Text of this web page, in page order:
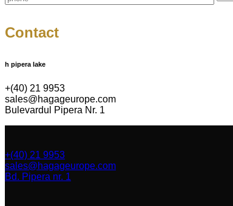
Contact
h pipera lake
+(40) 21 9953
sales@hagageurope.com
Bulevardul Pipera Nr. 1
+(40) 21 9953
sales@hagageurope.com
Bd. Pipera nr. 1